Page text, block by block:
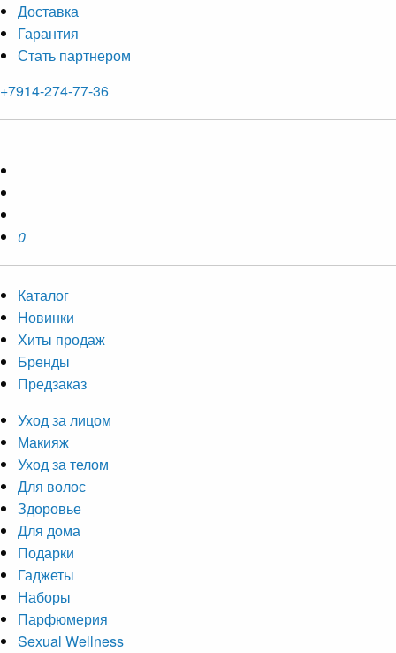
Доставка
Гарантия
Стать партнером
+7914-274-77-36
0
Каталог
Новинки
Хиты продаж
Бренды
Предзаказ
Уход за лицом
Макияж
Уход за телом
Для волос
Здоровье
Для дома
Подарки
Гаджеты
Наборы
Парфюмерия
Sexual Wellness